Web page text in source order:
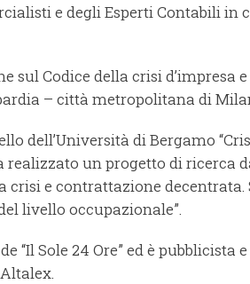
e degli Esperti Contabili in
Codice della crisi d’impresa e
– città metropolitana di
dell’Università di Bergamo
un progetto di ricerca
crisi e contrattazione
livello occupazionale”.
“Il Sole 24 Ore” ed è pubblicista